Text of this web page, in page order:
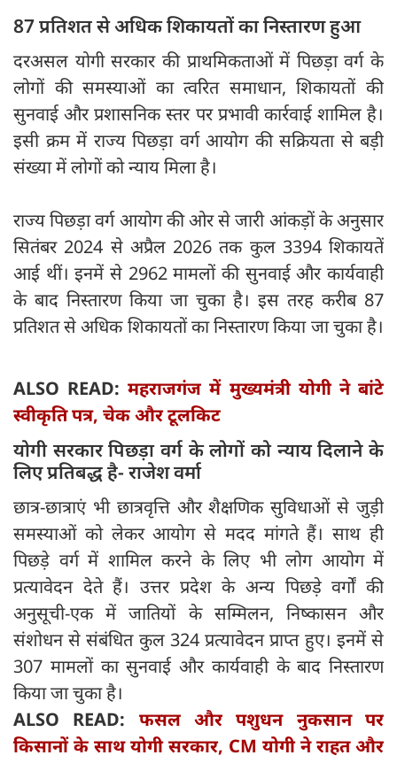
87 प्रतिशत से अधिक शिकायतों का निस्तारण हुआ
दरअसल योगी सरकार की प्राथमिकताओं में पिछड़ा वर्ग के
लोगों की समस्याओं का त्वरित समाधान, शिकायतों की
सुनवाई और प्रशासनिक स्तर पर प्रभावी कार्रवाई शामिल है।
इसी क्रम में राज्य पिछड़ा वर्ग आयोग की सक्रियता से बड़ी
संख्या में लोगों को न्याय मिला है।
राज्य पिछड़ा वर्ग आयोग की ओर से जारी आंकड़ों के अनुसार
सितंबर 2024 से अप्रैल 2026 तक कुल 3394 शिकायतें
आई थीं। इनमें से 2962 मामलों की सुनवाई और कार्यवाही
के बाद निस्तारण किया जा चुका है। इस तरह करीब 87
प्रतिशत से अधिक शिकायतों का निस्तारण किया जा चुका है।
ALSO READ:महराजगंज में मुख्यमंत्री योगी ने बांटे
स्वीकृति पत्र, चेक और टूलकिट
योगी सरकार पिछड़ा वर्ग के लोगों को न्याय दिलाने के
लिए प्रतिबद्ध है- राजेश वर्मा
छात्र-छात्राएं भी छात्रवृत्ति और शैक्षणिक सुविधाओं से जुड़ी
समस्याओं को लेकर आयोग से मदद मांगते हैं। साथ ही
पिछड़े वर्ग में शामिल करने के लिए भी लोग आयोग में
प्रत्यावेदन देते हैं। उत्तर प्रदेश के अन्य पिछड़े वर्गों की
अनुसूची-एक में जातियों के सम्मिलन, निष्कासन और
संशोधन से संबंधित कुल 324 प्रत्यावेदन प्राप्त हुए। इनमें से
307 मामलों का सुनवाई और कार्यवाही के बाद निस्तारण
किया जा चुका है।
ALSO READ: फसल और पशुधन नुकसान पर
किसानों के साथ योगी सरकार, CM योगी ने राहत और